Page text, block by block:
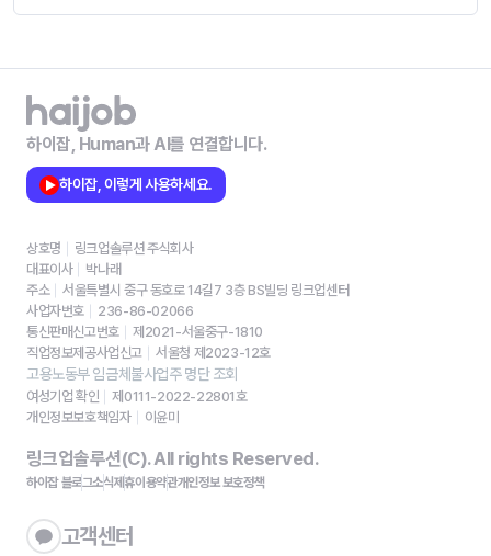
하이잡, Human과 AI를 연결합니다.
하이잡, 이렇게 사용하세요.
상호명
링크업솔루션 주식회사
대표이사
박나래
주소
서울특별시 중구 동호로 14길7 3층 BS빌딩 링크업센터
사업자번호
236-86-02066
통신판매신고번호
제2021-서울중구-1810
직업정보제공사업신고
서울청 제2023-12호
고용노동부 임금체불사업주 명단 조회
여성기업 확인
제0111-2022-22801호
개인정보보호책임자
이윤미
링크업솔루션(C). All rights Reserved.
하이잡 블로그소식제휴이용약관개인정보 보호정책
고객센터